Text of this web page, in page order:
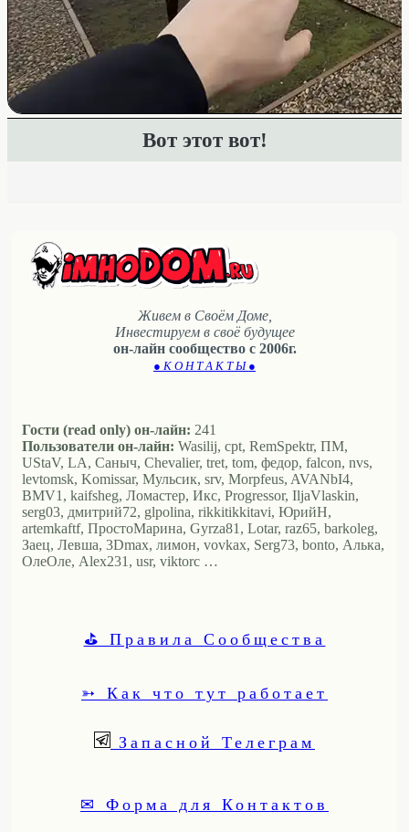
Вот этот вот!
Живем в Своём Доме,
Инвестируем в своё будущее
он-лайн сообщество с 2006г.
● К О Н Т А К Т Ы ●
Гости (read only) он-лайн: 241
Пользователи он-лайн: Wasilij, cpt, RemSpektr, ПМ,
UStaV, LA, Саныч, Chevalier, tret, tom, федор, falcon, nvs,
levtomsk, Komissar, Мульсик, srv, Morpfeus, AVANbI4,
BMV1, kaifsheg, Ломастер, Икс, Progressor, IljaVlaskin,
serg03, дмитрий72, glpolina, rikkitikkitavi, ЮрийН,
artemkaftf, ПростоМарина, Gyrza81, Lotar, raz65, barkoleg,
Заец, Левша, 3Dmax, лимон, vovkax, Serg73, bonto, Алька,
ОлеОле, Alex231, usr, viktorc …
⛳ Правила Сообщества
➳ Как что тут работает
Запасной Телеграм
✉ Форма для Контактов